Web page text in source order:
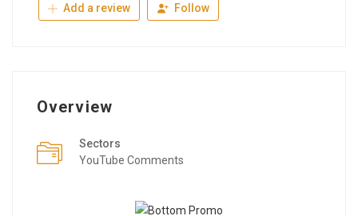
Add a review Follow
Overview
Sectors
YouTube Comments